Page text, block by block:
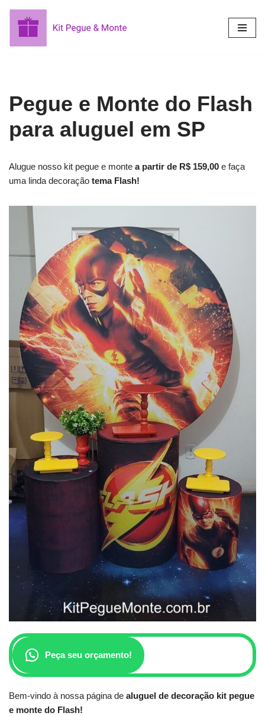
para
Pegue e Monte do Flash
para aluguel em SP
Alugue nosso kit pegue e monte a partir de R$ 159,00 e faça
uma linda decoração tema Flash!
Peça seu orçamento!
Bem-vindo à nossa página de aluguel de decoração kit pegue
e monte do Flash!